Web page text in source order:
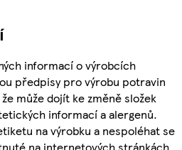
informací o výrobcích
předpisy pro výrobu potravin
může dojít ke změně složek
informací a alergenů.
na výrobku a nespoléhat se